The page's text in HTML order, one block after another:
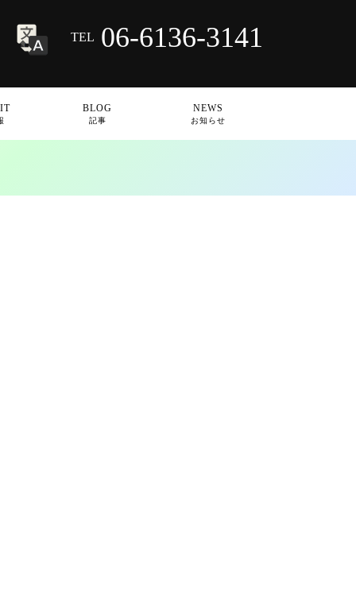
TEL 06-6136-3141
BLOG
記事
NEWS
お知らせ